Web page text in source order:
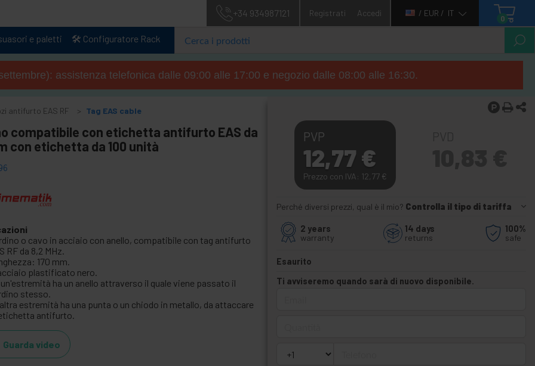
+34 934987121 Registrati Accedi / EUR / IT
0
e paletti 🛠️ Configuratore Rack
assistenza telefonica dalle 09:00 alle 17:00 e negozio dalle 08:00 alle 16:30.
antifurto EAS RF Tag EAS cable
compatibile con etichetta antifurto EAS da
con etichetta da 100 unità
o cavo in acciaio con anello, compatibile con tag antifurto
RF da 8,2 MHz.
170 mm.
plastificato nero.
ha un anello attraverso il quale viene passato il
stesso.
estremità ha una punta o un chiodo in metallo, da attaccare
antifurto.
Guarda video
PVP
12,77 €
Prezzo con IVA: 12,77 €
Perché diversi prezzi, qual è il mio? Controlla il tipo di tariffa
2 years
warranty
14 days
returns
100%
safe
Esaurito
Ti avviseremo quando sarà di nuovo disponibile.